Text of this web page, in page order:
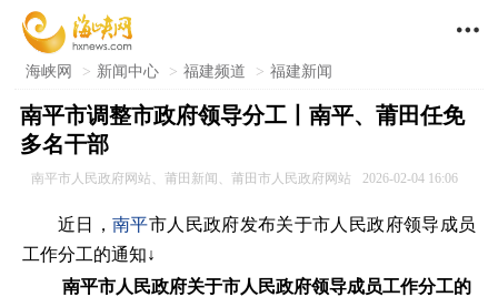

海峡网 > 新闻中心 > 福建频道 > 福建新闻
南平市调整市政府领导分工丨南平、莆田任免
多名干部
南平市人民政府网站、莆田新闻、莆田市人民政府网站 2026-02-04 16:06
近日，南平市人民政府发布关于市人民政府领导成员
工作分工的通知↓
南平市人民政府关于市人民政府领导成员工作分工的